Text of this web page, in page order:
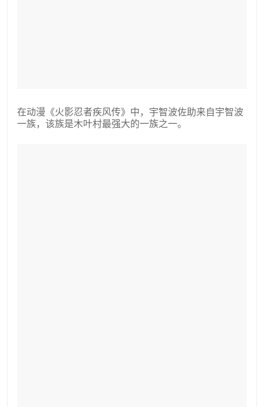
在动漫《火影忍者疾风传》中，宇智波佐助来自宇智波
一族，该族是木叶村最强大的一族之一。